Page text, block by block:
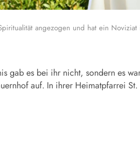
angezogen und hat ein
gab es bei ihr nicht, sondern es
auf. In ihrer Heimatpfarrei